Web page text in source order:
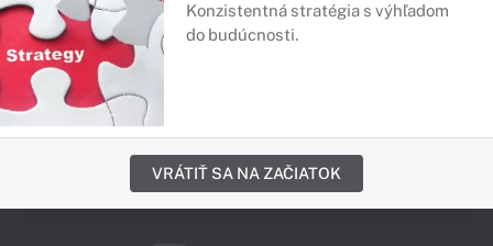
Konzistentná stratégia s výhľadom
do budúcnosti.
VRÁTIŤ SA NA ZAČIATOK